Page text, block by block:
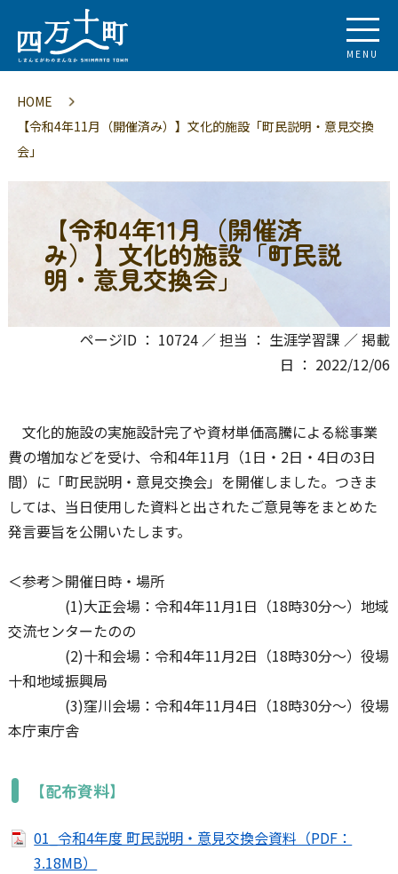
MENU
HOME
【令和4年11月（開催済み）】文化的施設「町民説明・意見交換
会」
【令和4年11月（開催済
み）】文化的施設「町民説
明・意見交換会」
ページID ： 10724 ／ 担当 ： 生涯学習課 ／ 掲載
日 ： 2022/12/06
文化的施設の実施設計完了や資材単価高騰による総事業
費の増加などを受け、令和4年11月（1日・2日・4日の3日
間）に「町民説明・意見交換会」を開催しました。つきま
しては、当日使用した資料と出されたご意見等をまとめた
発言要旨を公開いたします。
＜参考＞開催日時・場所
(1)大正会場：令和4年11月1日（18時30分～）地域
交流センターたのの
(2)十和会場：令和4年11月2日（18時30分～）役場
十和地域振興局
(3)窪川会場：令和4年11月4日（18時30分～）役場
本庁東庁舎
【配布資料】
01_令和4年度 町民説明・意見交換会資料（PDF：
3.18MB）